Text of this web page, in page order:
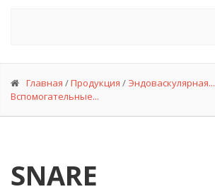
Вы
здесь
Главная /Продукция / Эндоваскулярная...
Вспомогательные...
SNARE